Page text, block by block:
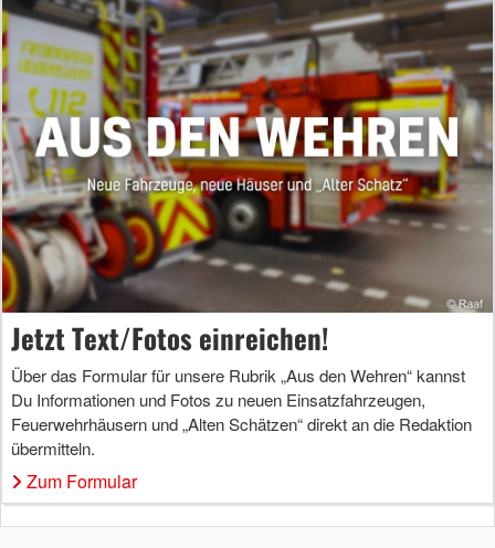
Jetzt Text/Fotos einreichen!
Über das Formular für unsere Rubrik „Aus den Wehren“ kannst
Du Informationen und Fotos zu neuen Einsatzfahrzeugen,
Feuerwehrhäusern und „Alten Schätzen“ direkt an die Redaktion
übermitteln.
Zum Formular